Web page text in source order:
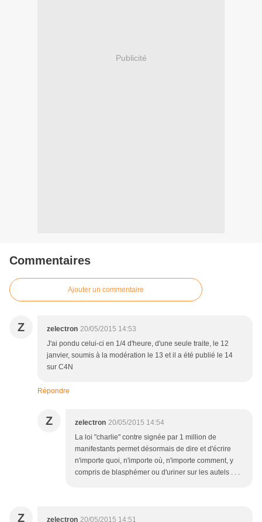
Publicité
Commentaires
Ajouter un commentaire
Z zelectron 20/05/2015 14:53
J'ai pondu celui-ci en 1/4 d'heure, d'une seule traite, le 12
janvier, soumis à la modération le 13 et il a été publié le 14
sur C4N
Répondre
Z zelectron 20/05/2015 14:54
La loi "charlie" contre signée par 1 million de
manifestants permet désormais de dire et d'écrire
n'importe quoi, n'importe où, n'importe comment, y
compris de blasphémer ou d'uriner sur les autels . . .
Z zelectron 20/05/2015 14:51